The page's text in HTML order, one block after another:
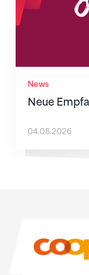
News
Neue
04.08.2026